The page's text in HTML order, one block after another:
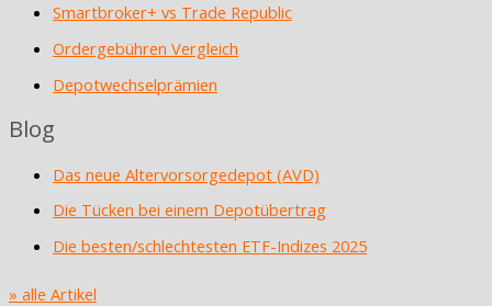
Smartbroker+ vs Trade Republic
Ordergebühren Vergleich
Depotwechselprämien
Blog
Das neue Altervorsorgedepot (AVD)
Die Tücken bei einem Depotübertrag
Die besten/schlechtesten ETF-Indizes 2025
» alle Artikel